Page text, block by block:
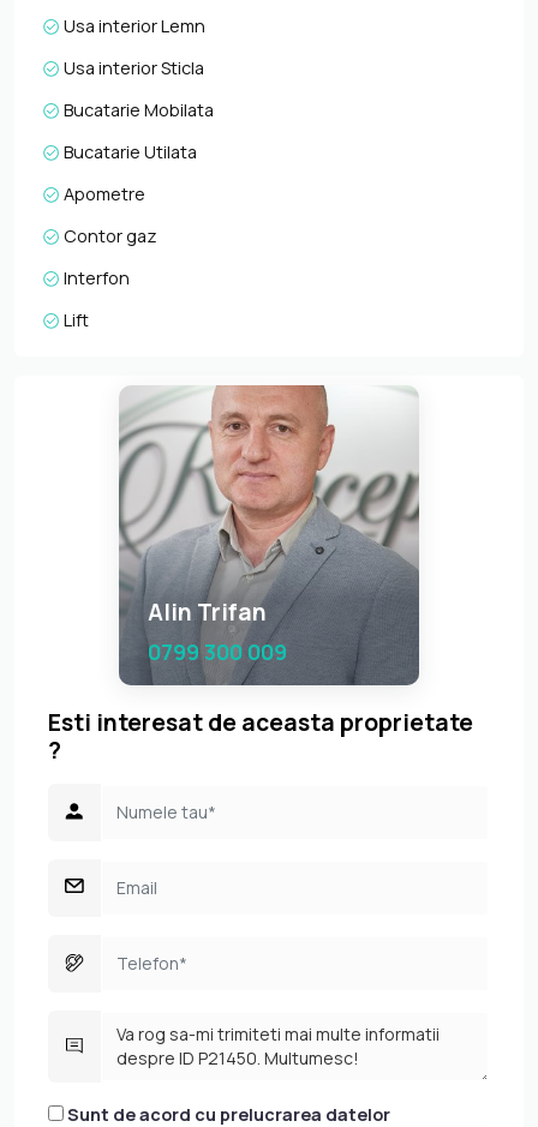
Usa interior Lemn
Usa interior Sticla
Bucatarie Mobilata
Bucatarie Utilata
Apometre
Contor gaz
Interfon
Lift
Alin Trifan
0799 300 009
Esti interesat de aceasta proprietate
?
Sunt de acord cu prelucrarea datelor